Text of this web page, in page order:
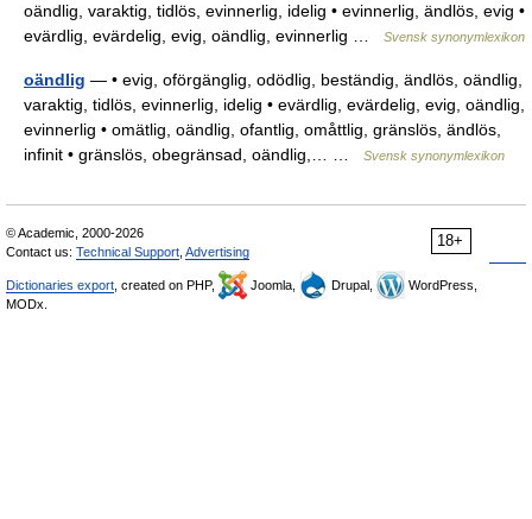
oändlig, varaktig, tidlös, evinnerlig, idelig • evinnerlig, ändlös, evig •
evärdlig, evärdelig, evig, oändlig, evinnerlig …
Svensk synonymlexikon
oändlig — • evig, oförgänglig, odödlig, beständig, ändlös, oändlig,
varaktig, tidlös, evinnerlig, idelig • evärdlig, evärdelig, evig, oändlig,
evinnerlig • omätlig, oändlig, ofantlig, omåttlig, gränslös, ändlös,
infinit • gränslös, obegränsad, oändlig,… …
Svensk synonymlexikon
18+
© Academic, 2000-2026
Contact us: Technical Support Advertising
Dictionaries export , created on PHP, Joomla, Drupal,
WordPress,
MODx.